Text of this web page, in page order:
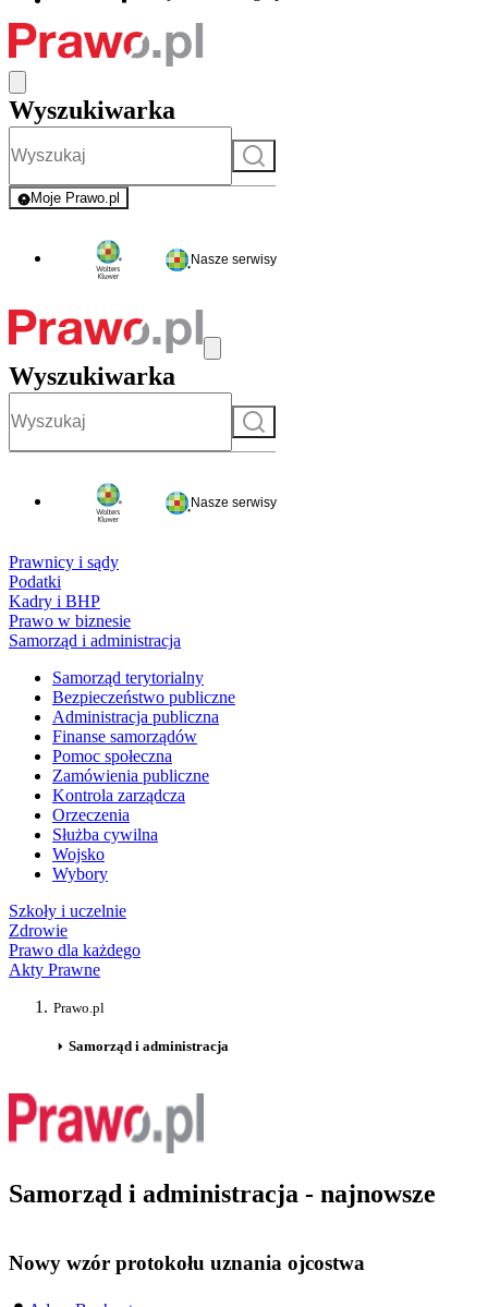
Wyszukiwarka
Szukaj
Moje Prawo.pl
- rejestracja i logowanie do serwisu
Nasze serwisy
Wyszukiwarka
Szukaj
Nasze serwisy
Prawnicy i sądy
Podatki
Kadry i BHP
Prawo w biznesie
Samorząd i administracja
Samorząd terytorialny
Bezpieczeństwo publiczne
Administracja publiczna
Finanse samorządów
Pomoc społeczna
Zamówienia publiczne
Kontrola zarządcza
Orzeczenia
Służba cywilna
Wojsko
Wybory
Szkoły i uczelnie
Zdrowie
Prawo dla każdego
Akty Prawne
Prawo.pl
Samorząd i administracja
Samorząd i administracja - najnowsze
Nowy wzór protokołu uznania ojcostwa